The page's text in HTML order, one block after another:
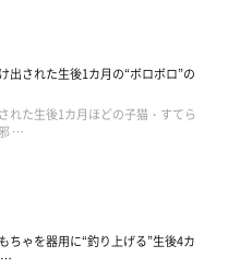
ゃいますね。
さん）
ただいたうえで制作してい
出された生後1カ月の“ボロボロ”の
れた生後1カ月ほどの子猫・すてら
…
ちゃを器用に“釣り上げる”生後4カ
…